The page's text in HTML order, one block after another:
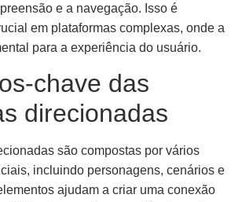
e a navegação. Isso é
em plataformas complexas, onde a
para a experiência do usuário.
chave das
direcionadas
são compostas por vários
incluindo personagens, cenários e
ajudam a criar uma conexão